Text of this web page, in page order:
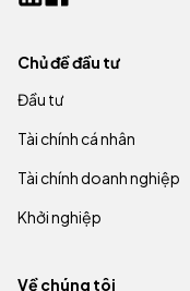
Chủ đề đầu tư
Đầu tư
Tài chính cá nhân
Tài chính doanh nghiệp
Khởi nghiệp
Về chúng tôi